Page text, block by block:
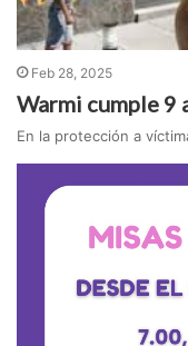
Feb 28, 2025
Warmi cumple 9
En la protección a